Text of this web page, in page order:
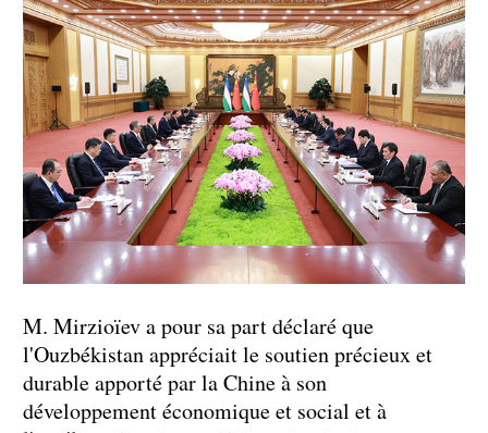
M. Mirzioïev a pour sa part déclaré que
l'Ouzbékistan appréciait le soutien précieux et
durable apporté par la Chine à son
développement économique et social et à